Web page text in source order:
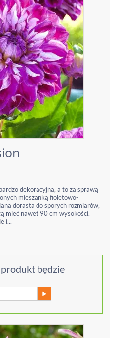
dekoracyjna, a to za sprawą
mieszanką fioletowo-
dorasta do sporych rozmiarów,
mieć nawet 90 cm wysokości.
i...
będzie